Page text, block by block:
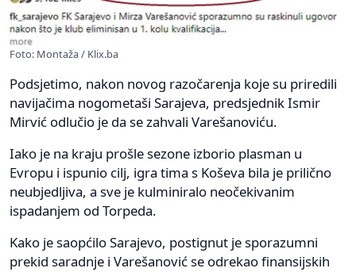
Foto: Montaža / Klix.ba
Podsjetimo, nakon novog razočarenja koje su priredili
navijačima nogometaši Sarajeva, predsjednik Ismir
Mirvić odlučio je da se zahvali Varešanoviću.
Iako je na kraju prošle sezone izborio plasman u
Evropu i ispunio cilj, igra tima s Koševa bila je prilično
neubjedljiva, a sve je kulminiralo neočekivanim
ispadanjem od Torpeda.
Kako je saopćilo Sarajevo, postignut je sporazumni
prekid saradnje i Varešanović se odrekao finansijskih